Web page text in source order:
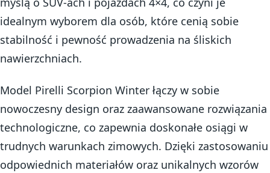
idealnym wyborem dla osób, które cenią sobie
stabilność i pewność prowadzenia na śliskich
nawierzchniach.
Model Pirelli Scorpion Winter łączy w sobie
nowoczesny design oraz zaawansowane rozwiązania
technologiczne, co zapewnia doskonałe osiągi w
trudnych warunkach zimowych. Dzięki zastosowaniu
odpowiednich materiałów oraz unikalnych wzorów